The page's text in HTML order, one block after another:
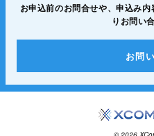
お申込前のお問合せや、申込み
りお問い
お問